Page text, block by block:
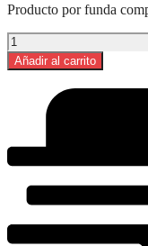
Producto por funda
Jugos
Rigby
1
Manzana
cantidad
Añadir al carrito